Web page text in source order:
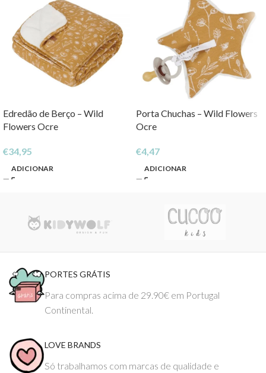
Edredão de Berço – Wild
Flowers Ocre
€34,95
ADICIONAR
Porta Chuchas – Wild Flowers
Ocre
€4,47
ADICIONAR
PORTES GRÁTIS
Para compras acima de 29.90€ em Portugal
Continental.
LOVE BRANDS
Só trabalhamos com marcas de qualidade e